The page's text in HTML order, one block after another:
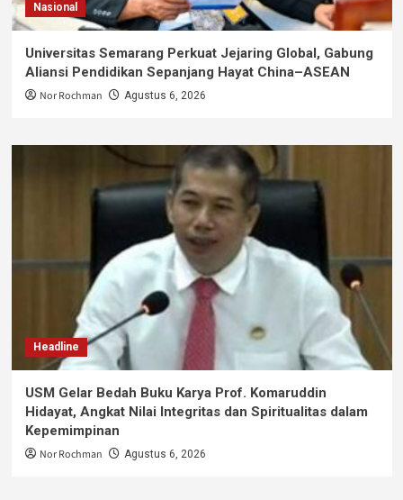
Nasional
Universitas Semarang Perkuat Jejaring Global, Gabung
Aliansi Pendidikan Sepanjang Hayat China–ASEAN
Nor Rochman Agustus 6, 2026
Headline
USM Gelar Bedah Buku Karya Prof. Komaruddin
Hidayat, Angkat Nilai Integritas dan Spiritualitas dalam
Kepemimpinan
Nor Rochman Agustus 6, 2026